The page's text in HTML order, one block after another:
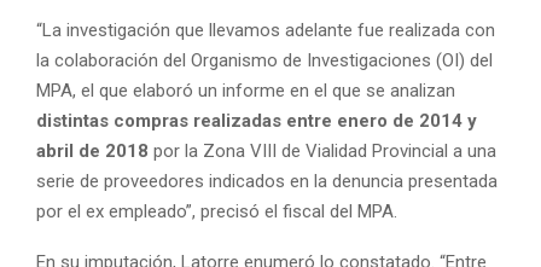
“La investigación que llevamos adelante fue realizada con
la colaboración del Organismo de Investigaciones (OI) del
MPA, el que elaboró un informe en el que se analizan
distintas compras realizadas entre enero de 2014 y
abril de 2018 por la Zona VIII de Vialidad Provincial a una
serie de proveedores indicados en la denuncia presentada
por el ex empleado”, precisó el fiscal del MPA.
En su imputación, Latorre enumeró lo constatado. “Entre